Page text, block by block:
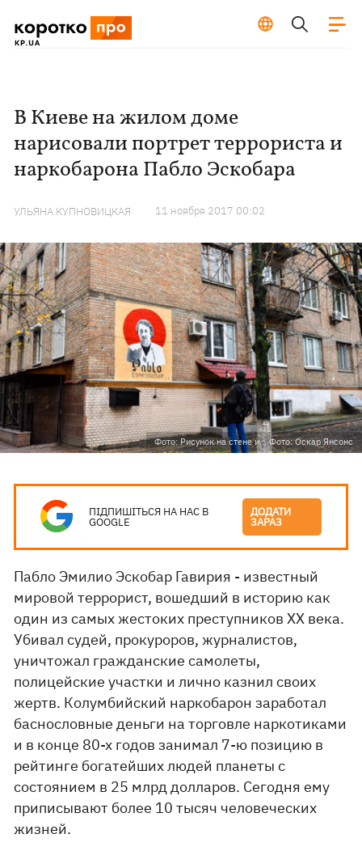
В Киеве на жилом доме
нарисовали портрет террориста и
наркобарона Пабло Эскобара
УЛЬЯНА КУПНОВИЦКАЯ 11 ноября 2017 00:02
Фото: Рисунок на стене и... Фото: Оскар Янсонс
ПІДПИШІТЬСЯ НА НАС В
GOOGLE
ДОДАТИ
ЗАРАЗ
Пабло Эмилио Эскобар Гавирия - известный
мировой террорист, вошедший в историю как
один из самых жестоких преступников XX века.
Убивал судей, прокуроров, журналистов,
уничтожал гражданские самолеты,
полицейские участки и лично казнил своих
жертв. Колумбийский наркобарон заработал
баснословные деньги на торговле наркотиками
и в конце 80-х годов занимал 7-ю позицию в
рейтинге богатейших людей планеты с
состоянием в 25 млрд долларов. Сегодня ему
приписывают более 10 тысяч человеческих
жизней.